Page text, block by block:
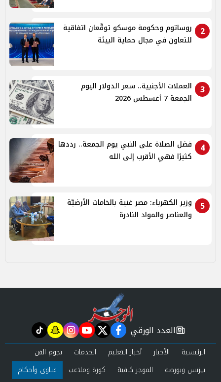
2
روساتوم وحكومة موسكو توقّعان اتفاقية
للتعاون في مجال حماية البيئة
3
العملات الأجنبية.. سعر الدولار اليوم
الجمعة 7 أغسطس 2026
4
فضل الصلاة على النبي يوم الجمعة.. رددها
كثيرًا فهي الأقرب إلى الله
5
وزير الكهرباء: مصر غنية بالخامات الأرضيّة
والعناصر والمواد النادرة
newspaper
العدد الورقي facebook
twitter
youtube
instagram
snapchat
tiktok
الرئيسية الأخبار أخبار التعليم الخدمات
نجوم الفن
بيزنس وبورصة
الموجز كافية كورة وملاعب
فتاوى وأحكام